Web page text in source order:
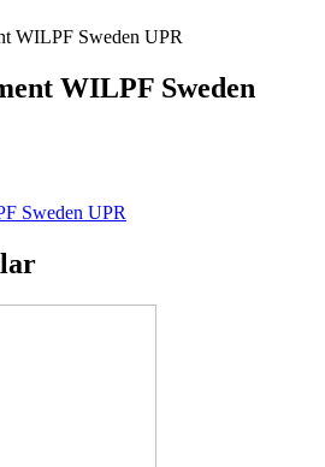
WILPF Sweden UPR
WILPF Sweden
Sweden UPR